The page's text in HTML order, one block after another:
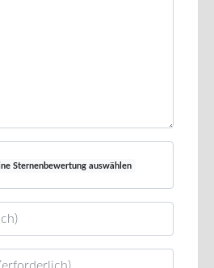
Sternenbewertung auswählen